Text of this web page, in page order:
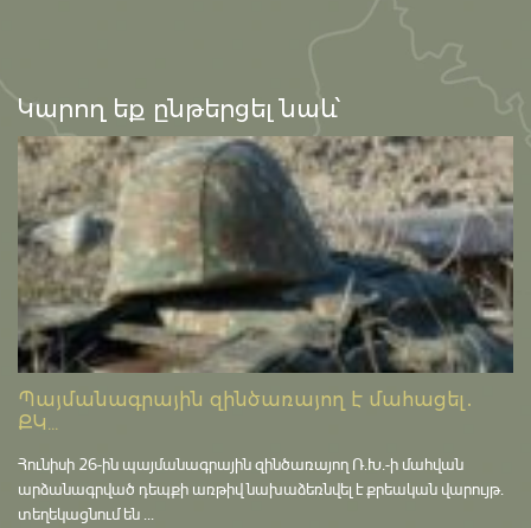
Կարող եք ընթերցել նաև՝
Պայմանագրային զինծառայող է մահացել․
ՔԿ...
Հունիսի 26-ին պայմանագրային զինծառայող Ռ.Խ.-ի մահվան
արձանագրված դեպքի առթիվ նախաձեռնվել է քրեական վարույթ․
տեղեկացնում են ...